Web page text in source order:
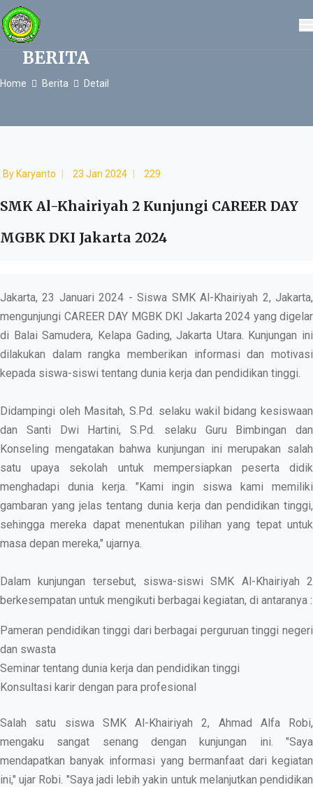
BERITA
Home Berita Detail
By Karyanto 23 Jan 2024 229
SMK Al-Khairiyah 2 Kunjungi CAREER DAY
MGBK DKI Jakarta 2024
Jakarta, 23 Januari 2024 - Siswa SMK Al-Khairiyah 2, Jakarta,
mengunjungi CAREER DAY MGBK DKI Jakarta 2024 yang digelar
di Balai Samudera, Kelapa Gading, Jakarta Utara. Kunjungan ini
dilakukan dalam rangka memberikan informasi dan motivasi
kepada siswa-siswi tentang dunia kerja dan pendidikan tinggi.
Didampingi oleh Masitah, S.Pd. selaku wakil bidang kesiswaan
dan Santi Dwi Hartini, S.Pd. selaku Guru Bimbingan dan
Konseling mengatakan bahwa kunjungan ini merupakan salah
satu upaya sekolah untuk mempersiapkan peserta didik
menghadapi dunia kerja. "Kami ingin siswa kami memiliki
gambaran yang jelas tentang dunia kerja dan pendidikan tinggi,
sehingga mereka dapat menentukan pilihan yang tepat untuk
masa depan mereka," ujarnya.
Dalam kunjungan tersebut, siswa-siswi SMK Al-Khairiyah 2
berkesempatan untuk mengikuti berbagai kegiatan, di antaranya :
Pameran pendidikan tinggi dari berbagai perguruan tinggi negeri
dan swasta
Seminar tentang dunia kerja dan pendidikan tinggi
Konsultasi karir dengan para profesional
Salah satu siswa SMK Al-Khairiyah 2, Ahmad Alfa Robi,
mengaku sangat senang dengan kunjungan ini. "Saya
mendapatkan banyak informasi yang bermanfaat dari kegiatan
ini," ujar Robi. "Saya jadi lebih yakin untuk melanjutkan pendidikan